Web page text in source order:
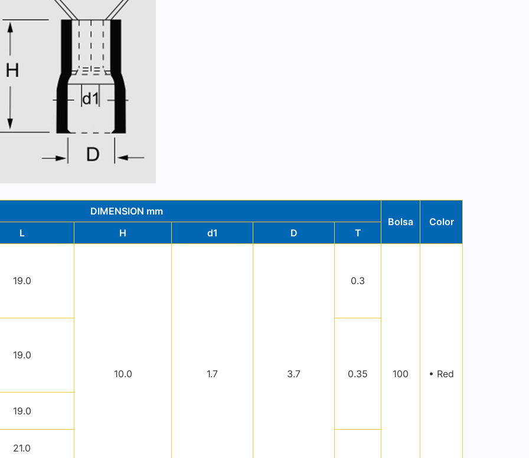
DIMENSION mm
Bolsa
Color
L H d1 D
T
19.0
10.0 1.7 3.7
0.3
100 • Red
19.0
0.35
19.0
21.0